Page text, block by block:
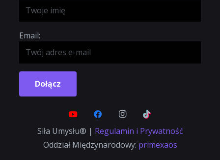
Email:
Dołącz
Siła Umysłu® | Regulamin i Prywatność
Oddział Międzynarodowy: primexaos